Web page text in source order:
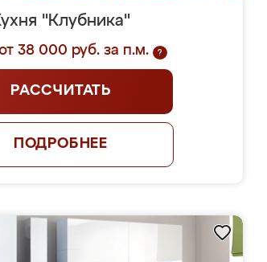
"Клубника"
38 000 руб. за п.м. ?
РАССЧИТАТЬ
ПОДРОБНЕЕ